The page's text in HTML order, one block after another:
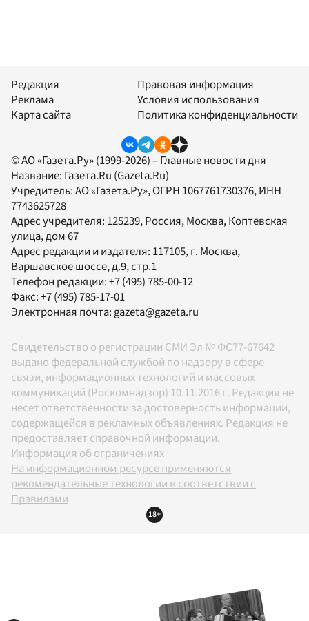
Редакция
Реклама
Карта сайта
Правовая информация
Условия использования
Политика конфиденциальности
© АО «Газета.Ру» (1999-2026) – Главные новости дня
Название: Газета.Ru (Gazeta.Ru)
Учредитель:АО «Газета.Ру», ОГРН 1067761730376, ИНН
7743625728
Адрес учредителя: 125239, Россия, Москва, Коптевская
улица, дом 67
Адрес редакции и издателя: 117105, г. Москва,
Варшавское шоссе, д.9, стр.1
Телефон редакции:+7 (495) 785-00-12
Факс:+7 (495) 785-17-01
Электронная почта:gazeta@gazeta.ru
Свидетельство о регистрации СМИ Эл № ФС77-67642
выдано федеральной службой по надзору в сфере
связи, информационных технологий и массовых
коммуникаций (Роскомнадзор) 10.11.2016 г. Редакция не
несет ответственности за достоверность информации,
содержащейся в рекламных объявлениях. Редакция не
предоставляет справочной информации.
Информация об ограничениях
На информационном ресурсе применяются
рекомендательные технологии в соответствии с
Правилами
18+